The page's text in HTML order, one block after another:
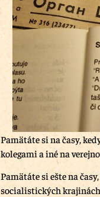
Pamätáte si na časy,
kolegami a iné na
Pamätáte si ešte na
socialistických